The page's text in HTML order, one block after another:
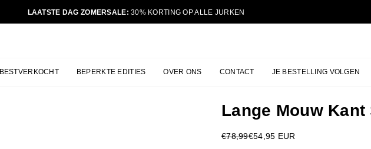
LAATSTE DAG ZOMERSALE: 30% KORTING OP ALLE JURKEN
BESTVERKOCHT BEPERKTE EDITIES OVER ONS CONTACT JE BESTELLING VOLGEN
Lange Mouw
Reguliere
€78,99€54,95 EUR